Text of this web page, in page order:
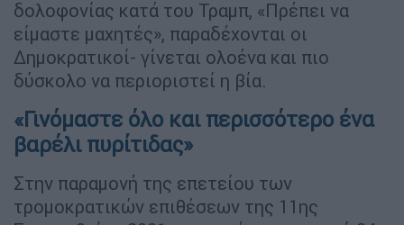
δολοφονίας κατά του Τραμπ, «Πρέπει να
είμαστε μαχητές», παραδέχονται οι
Δημοκρατικοί- γίνεται ολοένα και πιο
δύσκολο να περιοριστεί η βία.
«Γινόμαστε όλο και περισσότερο ένα
βαρέλι πυρίτιδας»
Στην παραμονή της επετείου των
τρομοκρατικών επιθέσεων της 11ης